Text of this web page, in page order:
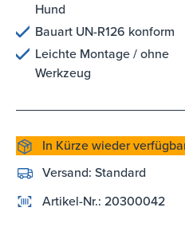
Hund
Bauart UN-R126 konform
Leichte Montage / ohne
Werkzeug
In Kürze wieder
Versand: Standard
Artikel-Nr.: 20300042